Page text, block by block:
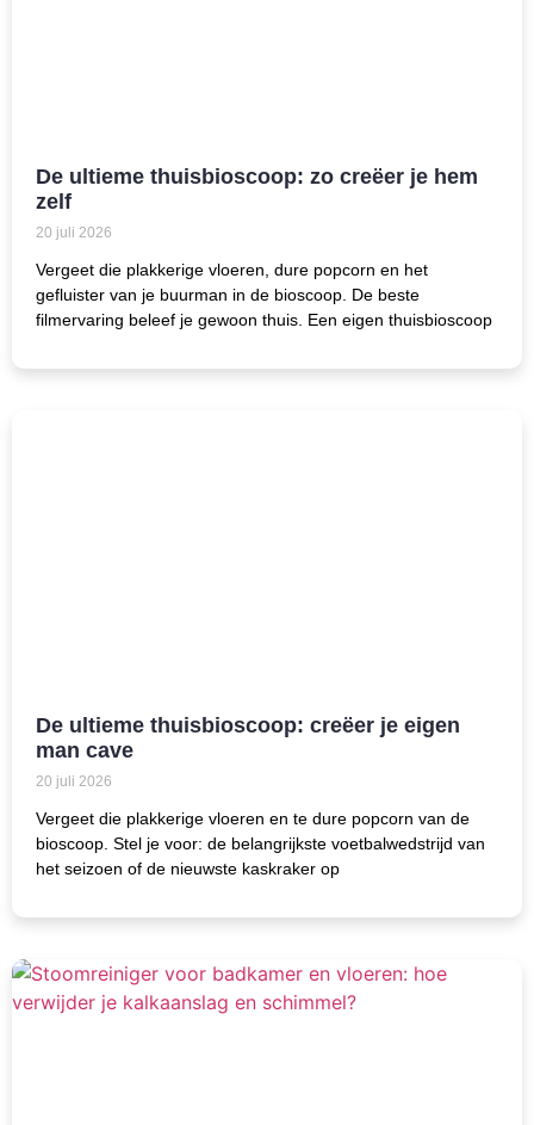
De ultieme thuisbioscoop: zo creëer je hem
zelf
20 juli 2026
Vergeet die plakkerige vloeren, dure popcorn en het
gefluister van je buurman in de bioscoop. De beste
filmervaring beleef je gewoon thuis. Een eigen thuisbioscoop
De ultieme thuisbioscoop: creëer je eigen
man cave
20 juli 2026
Vergeet die plakkerige vloeren en te dure popcorn van de
bioscoop. Stel je voor: de belangrijkste voetbalwedstrijd van
het seizoen of de nieuwste kaskraker op